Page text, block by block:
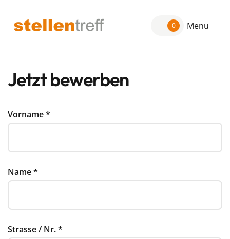
0 Menu
Jetzt bewerben
Vorname*
Name*
Strasse / Nr.*